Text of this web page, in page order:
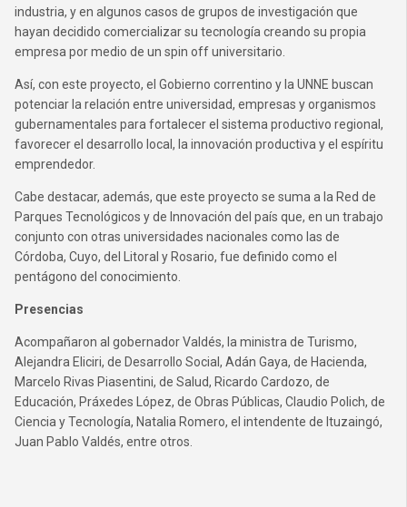
industria, y en algunos casos de grupos de investigación que
hayan decidido comercializar su tecnología creando su propia
empresa por medio de un spin off universitario.
Así, con este proyecto, el Gobierno correntino y la UNNE buscan
potenciar la relación entre universidad, empresas y organismos
gubernamentales para fortalecer el sistema productivo regional,
favorecer el desarrollo local, la innovación productiva y el espíritu
emprendedor.
Cabe destacar, además, que este proyecto se suma a la Red de
Parques Tecnológicos y de Innovación del país que, en un trabajo
conjunto con otras universidades nacionales como las de
Córdoba, Cuyo, del Litoral y Rosario, fue definido como el
pentágono del conocimiento.
Presencias
Acompañaron al gobernador Valdés, la ministra de Turismo,
Alejandra Eliciri, de Desarrollo Social, Adán Gaya, de Hacienda,
Marcelo Rivas Piasentini, de Salud, Ricardo Cardozo, de
Educación, Práxedes López, de Obras Públicas, Claudio Polich, de
Ciencia y Tecnología, Natalia Romero, el intendente de Ituzaingó,
Juan Pablo Valdés, entre otros.